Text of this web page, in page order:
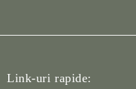
Link-uri rapide: